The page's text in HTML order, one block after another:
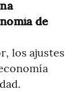
de
los ajustes